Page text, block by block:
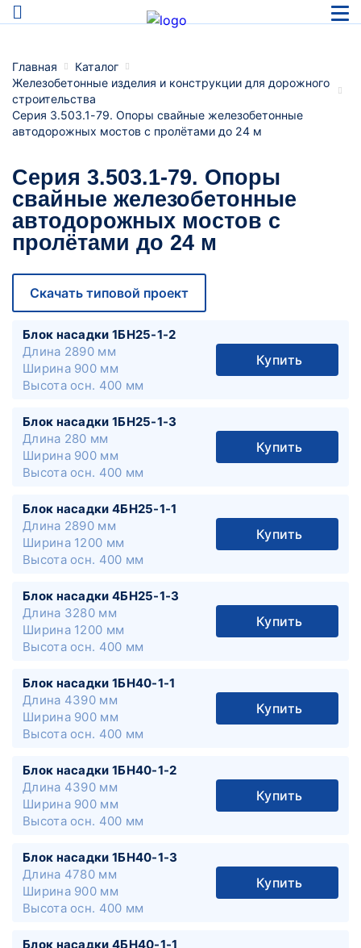
Главная
Каталог
Железобетонные изделия и конструкции для дорожного
строительства
Серия 3.503.1-79. Опоры свайные железобетонные
автодорожных мостов с пролётами до 24 м
Серия 3.503.1-79. Опоры
свайные железобетонные
автодорожных мостов с
пролётами до 24 м
Скачать типовой проект
Блок насадки 1БН25-1-2
Длина 2890 мм
Ширина 900 мм
Высота осн. 400 мм
Купить
Блок насадки 1БН25-1-3
Длина 280 мм
Ширина 900 мм
Высота осн. 400 мм
Купить
Блок насадки 4БН25-1-1
Длина 2890 мм
Ширина 1200 мм
Высота осн. 400 мм
Купить
Блок насадки 4БН25-1-3
Длина 3280 мм
Ширина 1200 мм
Высота осн. 400 мм
Купить
Блок насадки 1БН40-1-1
Длина 4390 мм
Ширина 900 мм
Высота осн. 400 мм
Купить
Блок насадки 1БН40-1-2
Длина 4390 мм
Ширина 900 мм
Высота осн. 400 мм
Купить
Блок насадки 1БН40-1-3
Длина 4780 мм
Ширина 900 мм
Высота осн. 400 мм
Купить
Блок насадки 4БН40-1-1